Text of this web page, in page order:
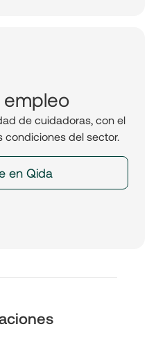
empleo
de cuidadoras, con el
condiciones del sector.
en Qida